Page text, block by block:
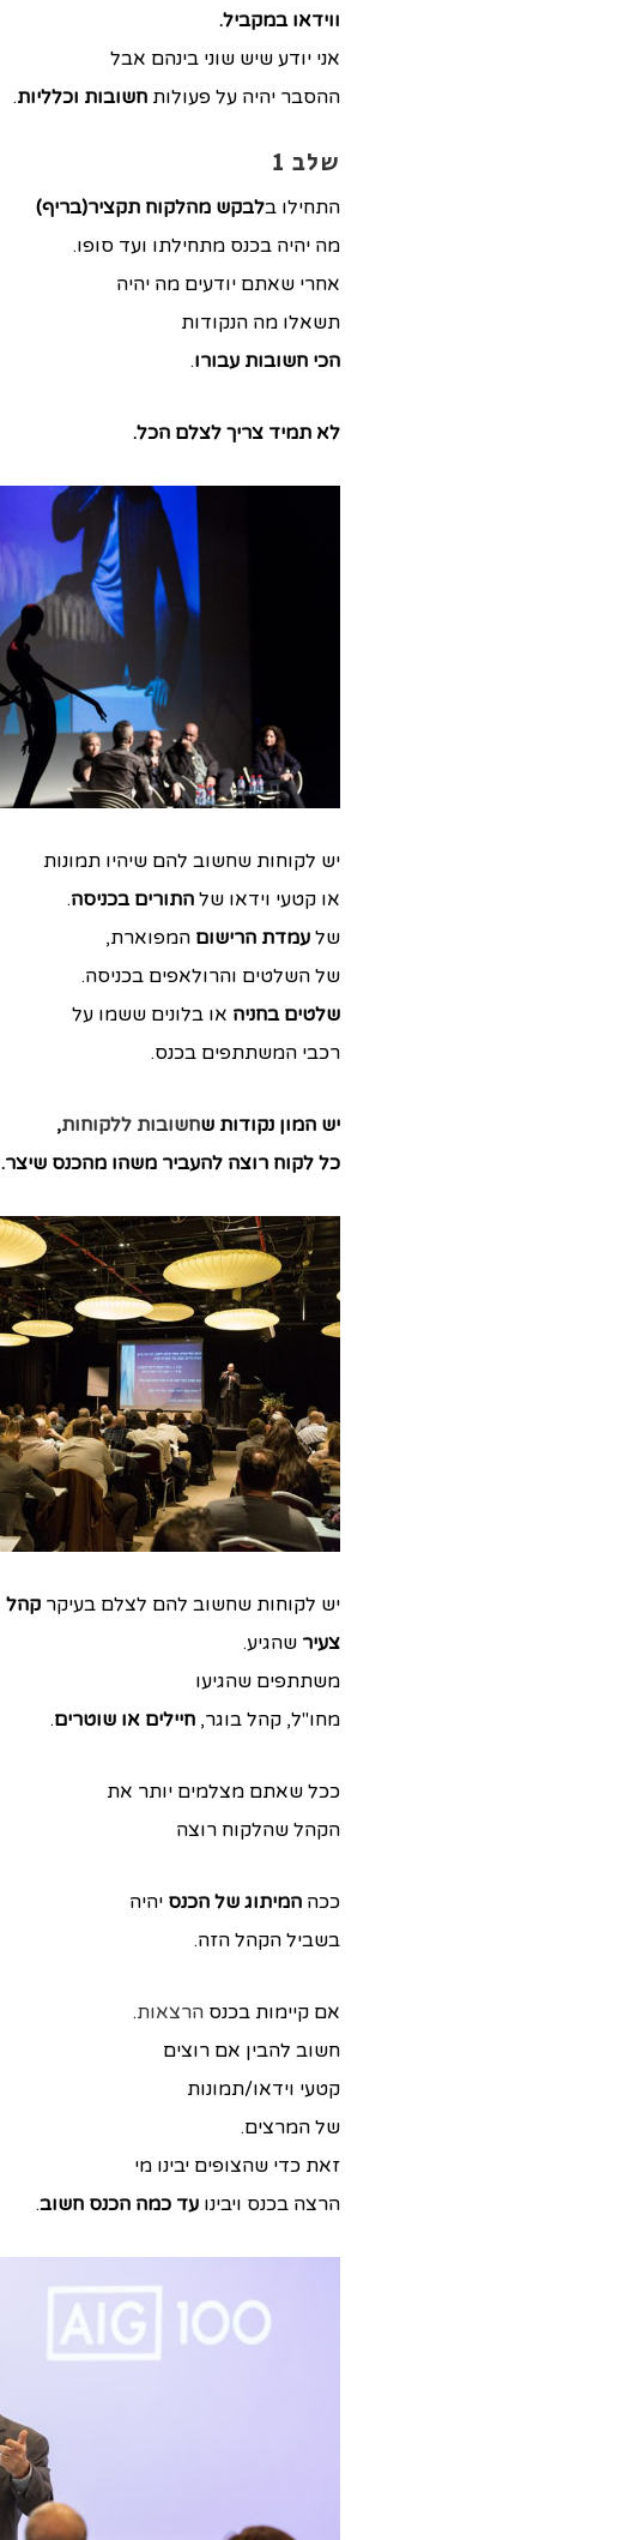
ווידאו במקביל.
אני יודע שיש שוני בינהם אבל
ההסבר יהיה על פעולות חשובות וכלליות.
שלב 1
התחילו בלבקש מהלקוח תקציר(בריף)
מה יהיה בכנס מתחילתו ועד סופו.
אחרי שאתם יודעים מה יהיה
תשאלו מה הנקודות
הכי חשובות עבורו.
לא תמיד צריך לצלם הכל.
יש לקוחות שחשוב להם שיהיו תמונות
או קטעי וידאו של התורים בכניסה.
של עמדת הרישום המפוארת,
של השלטים והרולאפים בכניסה.
שלטים בחניה או בלונים ששמו על
רכבי המשתתפים בכנס.
יש המון נקודות שחשובות ללקוחות,
כל לקוח רוצה להעביר משהו מהכנס שיצר.
יש לקוחות שחשוב להם לצלם בעיקר קהל
צעיר שהגיע.
משתתפים שהגיעו
מחו"ל, קהל בוגר, חיילים או שוטרים.
ככל שאתם מצלמים יותר את
הקהל שהלקוח רוצה
ככה המיתוג של הכנס יהיה
בשביל הקהל הזה.
אם קיימות בכנס הרצאות.
חשוב להבין אם רוצים
קטעי וידאו/תמונות
של המרצים.
זאת כדי שהצופים יבינו מי
הרצה בכנס ויבינו עד כמה הכנס חשוב.